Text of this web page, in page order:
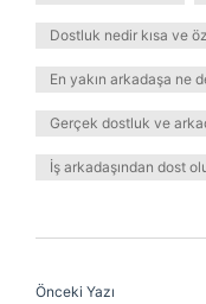
Dostluk nedir kısa ve öz
En yakın arkadaşa ne
Gerçek dostluk ve
İş arkadaşından dost
Önceki Yazı